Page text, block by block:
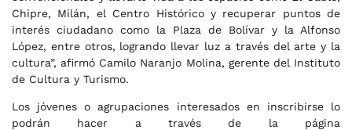
Chipre, Milán, el Centro Histórico y recuperar puntos de
interés ciudadano como la Plaza de Bolívar y la Alfonso
López, entre otros, logrando llevar luz a través del arte y la
cultura”, afirmó Camilo Naranjo Molina, gerente del Instituto
de Cultura y Turismo.
Los jóvenes o agrupaciones interesados en inscribirse lo
podrán hacer a través de la página